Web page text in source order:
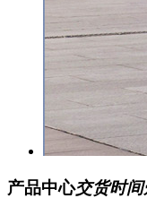
产品中心交货时